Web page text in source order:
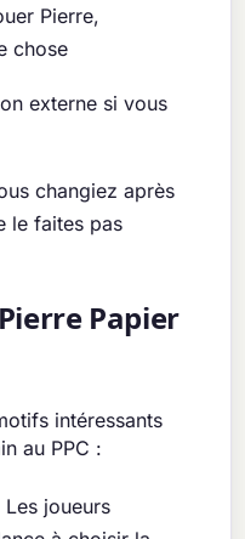
Pierre,
chose
externe si vous
changiez après
le faites pas
Papier
intéressants
au PPC :
Les joueurs